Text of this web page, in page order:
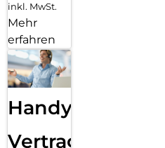
inkl. MwSt.
Mehr
erfahren
Handy